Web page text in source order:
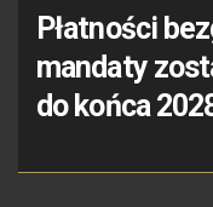
Płatności
mandaty
do końca